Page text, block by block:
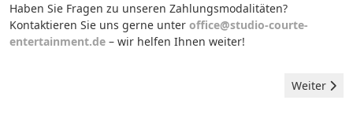
Haben Sie Fragen zu unseren Zahlungsmodalitäten?
Kontaktieren Sie uns gerne unter office@studio-courte-
entertainment.de – wir helfen Ihnen weiter!
Nächster
Weiter